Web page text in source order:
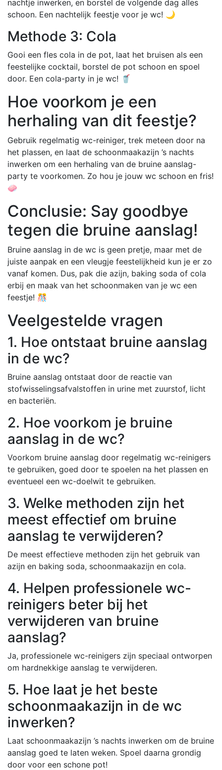
nachtje inwerken, en borstel de volgende dag alles
schoon. Een nachtelijk feestje voor je wc! 🌙
Methode 3: Cola
Gooi een fles cola in de pot, laat het bruisen als een
feestelijke cocktail, borstel de pot schoon en spoel
door. Een cola-party in je wc! 🥤
Hoe voorkom je een
herhaling van dit feestje?
Gebruik regelmatig wc-reiniger, trek meteen door na
het plassen, en laat de schoonmaakazijn ’s nachts
inwerken om een herhaling van de bruine aanslag-
party te voorkomen. Zo hou je jouw wc schoon en fris!
🧼
Conclusie: Say goodbye
tegen die bruine aanslag!
Bruine aanslag in de wc is geen pretje, maar met de
juiste aanpak en een vleugje feestelijkheid kun je er zo
vanaf komen. Dus, pak die azijn, baking soda of cola
erbij en maak van het schoonmaken van je wc een
feestje! 🎊
Veelgestelde vragen
1. Hoe ontstaat bruine aanslag
in de wc?
Bruine aanslag ontstaat door de reactie van
stofwisselingsafvalstoffen in urine met zuurstof, licht
en bacteriën.
2. Hoe voorkom je bruine
aanslag in de wc?
Voorkom bruine aanslag door regelmatig wc-reinigers
te gebruiken, goed door te spoelen na het plassen en
eventueel een wc-doelwit te gebruiken.
3. Welke methoden zijn het
meest effectief om bruine
aanslag te verwijderen?
De meest effectieve methoden zijn het gebruik van
azijn en baking soda, schoonmaakazijn en cola.
4. Helpen professionele wc-
reinigers beter bij het
verwijderen van bruine
aanslag?
Ja, professionele wc-reinigers zijn speciaal ontworpen
om hardnekkige aanslag te verwijderen.
5. Hoe laat je het beste
schoonmaakazijn in de wc
inwerken?
Laat schoonmaakazijn ’s nachts inwerken om de bruine
aanslag goed te laten weken. Spoel daarna grondig
door voor een schone pot!